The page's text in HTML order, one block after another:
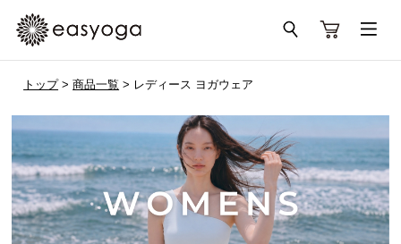
トップ>商品一覧 > レディース ヨガウェア